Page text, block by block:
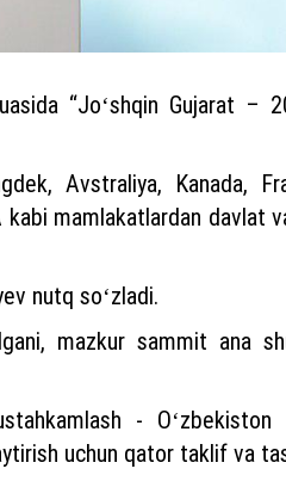
“Joʻshqin Gujarat –
Avstraliya, Kanada,
mamlakatlardan davlat
nutq soʻzladi.
mazkur sammit ana
-
uchun qator taklif va